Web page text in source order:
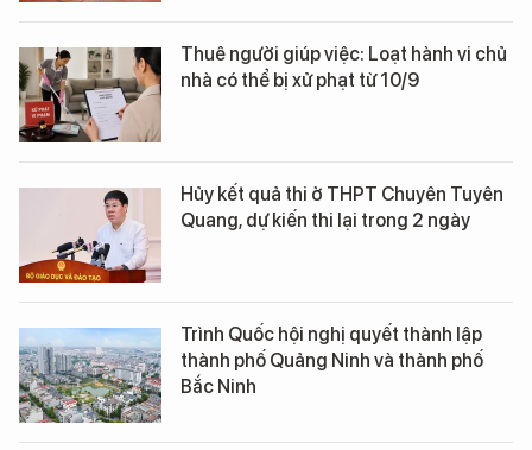
Thuê người giúp việc: Loạt hành vi chủ
nhà có thể bị xử phạt từ 10/9
Hủy kết quả thi ở THPT Chuyên Tuyên
Quang, dự kiến thi lại trong 2 ngày
Trình Quốc hội nghị quyết thành lập
thành phố Quảng Ninh và thành phố
Bắc Ninh